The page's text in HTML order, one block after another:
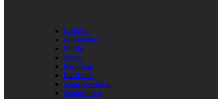
Laglekar
Midsommar
Musik
Namn
Påsklekar
Rastlekar
Samarbetslekar
Snabbalekar